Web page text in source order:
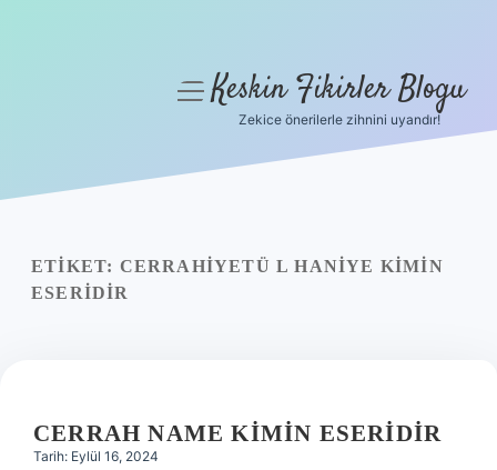
Yasal Uyarı
menüyüKeskin Fikirler Blogu
Zekice önerilerle zihnini uyandır!
ETIKET: CERRAHIYETÜ L HANIYE KIMIN
ESERIDIR
CERRAH NAME KIMIN ESERIDIR
Tarih: Eylül 16, 2024